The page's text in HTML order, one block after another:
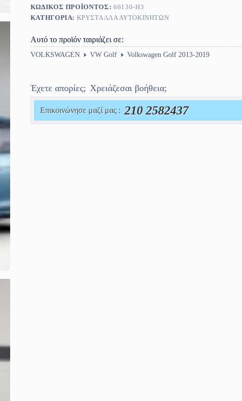
ΚΩΔΙΚΌΣ ΠΡΟΪΌΝΤΟΣ: 66130-Η3
ΚΑΤΗΓΟΡΊΑ: ΚΡΎΣΤΑΛΛΑ ΑΥΤΟΚΙΝΉΤΩΝ
Αυτό το προϊόν ταιριάζει σε:
VOLKSWAGEN VW Golf Volkswagen Golf 2013-2019
Έχετε απορίες; Χρειάζεσαι βοήθεια;
Επικοινώνησε μαζί μας : 210 2582437